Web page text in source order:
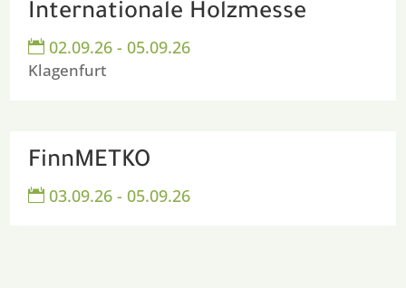
Internationale Holzmesse
 02.09.26 - 05.09.26
Klagenfurt
FinnMETKO
 03.09.26 - 05.09.26